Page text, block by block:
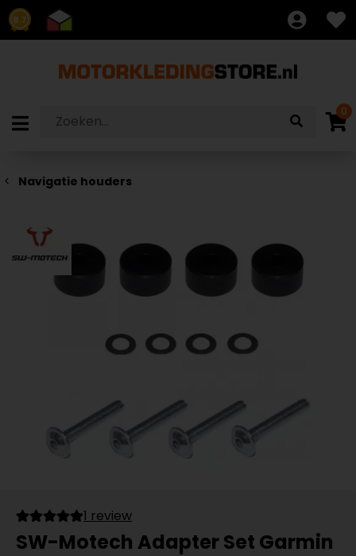
8.7
0
Navigatie houders
1 review
SW-Motech Adapter Set Garmin